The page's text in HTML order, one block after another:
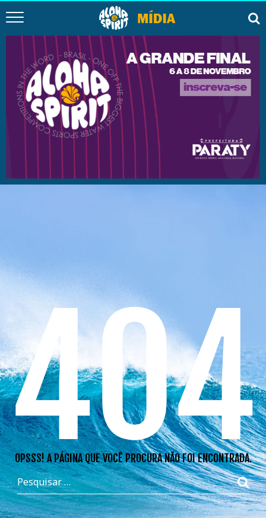
404
OPSSS! A PÁGINA QUE VOCÊ PROCURA NÃO FOI ENCONTRADA.